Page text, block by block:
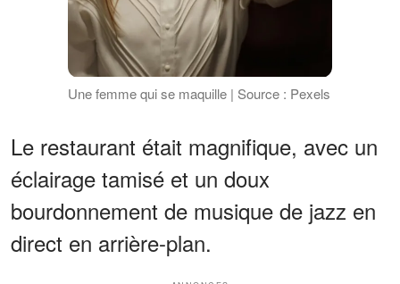
Une femme qui se maquille | Source : Pexels
Le restaurant était magnifique, avec un
éclairage tamisé et un doux
bourdonnement de musique de jazz en
direct en arrière-plan.